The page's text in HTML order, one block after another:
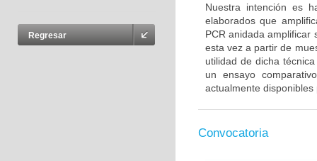
Regresar
Nuestra intención es
elaborados que
PCR anidada amplificar
esta vez a partir de
utilidad de dicha
un ensayo
actualmente
Convocatoria